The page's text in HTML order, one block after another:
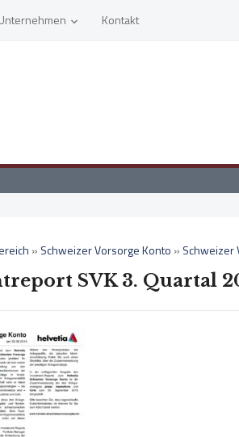
Kontakt
» Schweizer Vorsorge Konto » Schweizer
SVK 3. Quartal